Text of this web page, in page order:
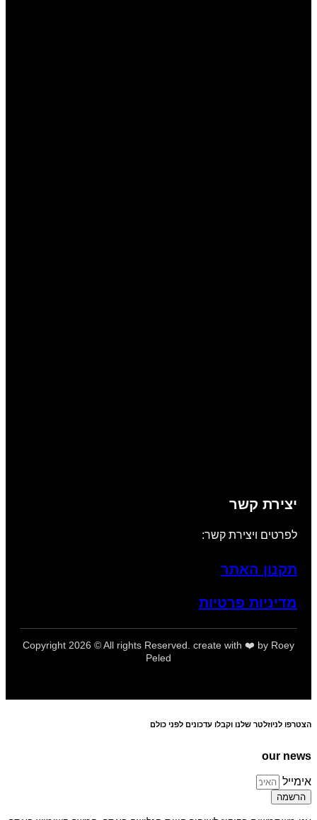
יצירת קשר
לפרטים ויצירת קשר:
תקנון האתר
מדיניות פרטיות
Copyright 2026 © All rights Reserved. create with ❤️ by Roey
Peled
הצטרפו לניוזלטר שלנו וקבלו עדכונים לפני כולם
our news
אימייל
הרשמה